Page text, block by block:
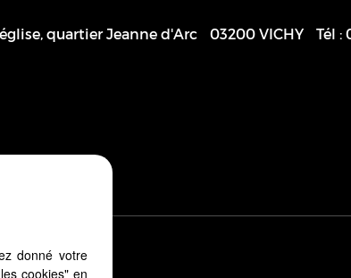
quartier Jeanne d'Arc 03200 VICHY Tél :
tablette ou
donné votre
cookies" en